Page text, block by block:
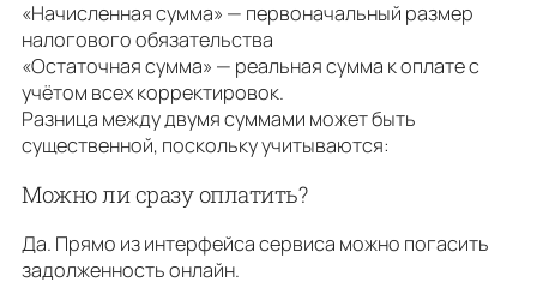
«Начисленная сумма» — первоначальный размер
налогового обязательства
«Остаточная сумма» — реальная сумма к оплате с
учётом всех корректировок.
Разница между двумя суммами может быть
существенной, поскольку учитываются:
Можно ли сразу оплатить?
Да. Прямо из интерфейса сервиса можно погасить
задолженность онлайн.